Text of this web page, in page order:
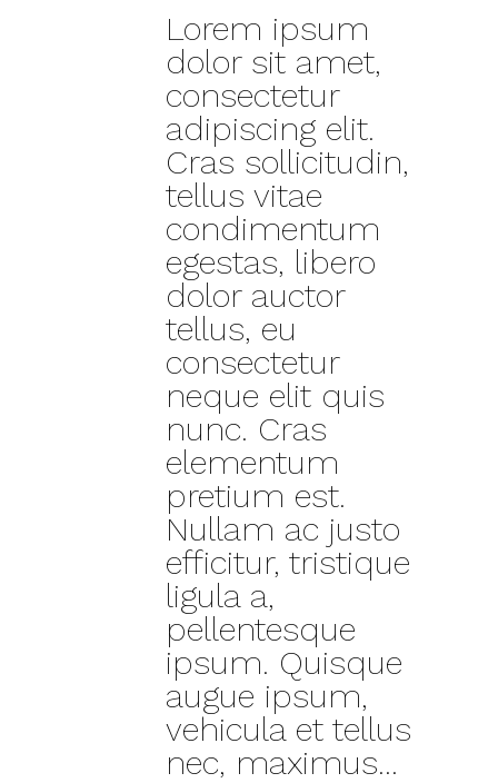
Lorem ipsum
dolor sit amet,
consectetur
adipiscing elit.
Cras sollicitudin,
tellus vitae
condimentum
egestas, libero
dolor auctor
tellus, eu
consectetur
neque elit quis
nunc. Cras
elementum
pretium est.
Nullam ac justo
efficitur, tristique
ligula a,
pellentesque
ipsum. Quisque
augue ipsum,
vehicula et tellus
nec, maximus...